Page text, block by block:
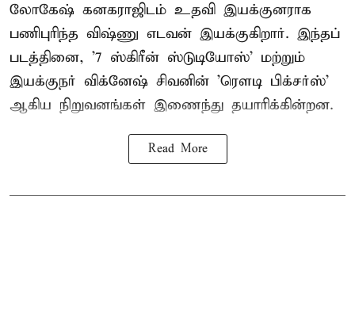
லோகேஷ் கனகராஜிடம் உதவி இயக்குனராக
பணிபுரிந்த விஷ்ணு எடவன் இயக்குகிறார். இந்தப்
படத்தினை, '7 ஸ்கிரீன் ஸ்டுடியோஸ்' மற்றும்
இயக்குநர் விக்னேஷ் சிவனின் 'ரௌடி பிக்சர்ஸ்'
ஆகிய நிறுவனங்கள் இணைந்து தயாரிக்கின்றன.
Read More